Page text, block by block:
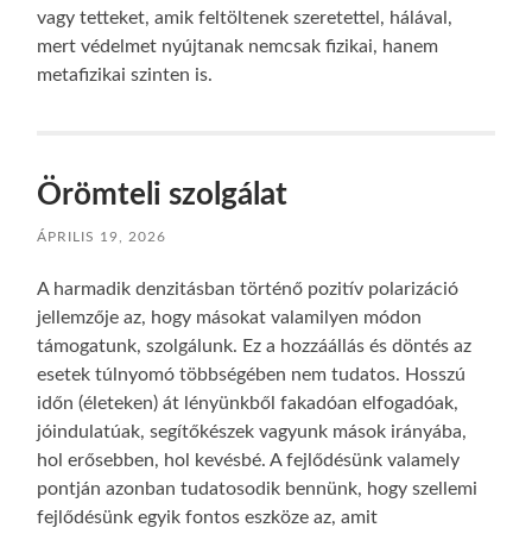
vagy tetteket, amik feltöltenek szeretettel, hálával,
mert védelmet nyújtanak nemcsak fizikai, hanem
metafizikai szinten is.
Örömteli szolgálat
ÁPRILIS 19, 2026
A harmadik denzitásban történő pozitív polarizáció
jellemzője az, hogy másokat valamilyen módon
támogatunk, szolgálunk. Ez a hozzáállás és döntés az
esetek túlnyomó többségében nem tudatos. Hosszú
időn (életeken) át lényünkből fakadóan elfogadóak,
jóindulatúak, segítőkészek vagyunk mások irányába,
hol erősebben, hol kevésbé. A fejlődésünk valamely
pontján azonban tudatosodik bennünk, hogy szellemi
fejlődésünk egyik fontos eszköze az, amit